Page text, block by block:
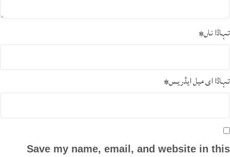
تہاڈا ناں*
تہاڈا ای میل ایڈریس*
Save my name, email, and website in this